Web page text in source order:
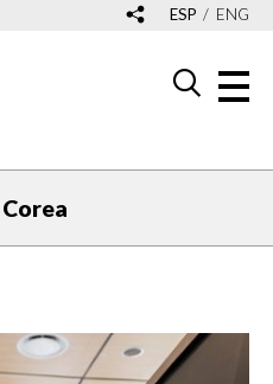
ESP ENG